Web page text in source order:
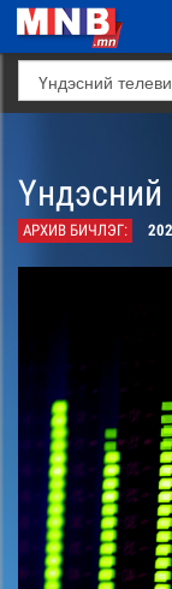
АРХИВ БИЧЛЭГ: